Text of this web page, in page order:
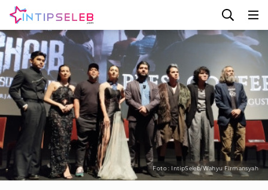
Foto : IntipSeleb/Wahyu Firmansyah